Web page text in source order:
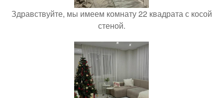
Здравствуйте, мы имеем комнату 22 квадрата с косой
стеной.